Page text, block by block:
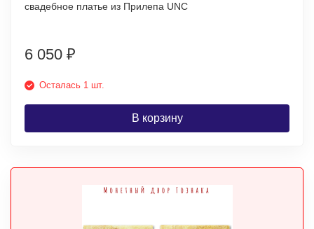
свадебное платье из Прилепа UNC
6 050 ₽
Осталась 1 шт.
В корзину